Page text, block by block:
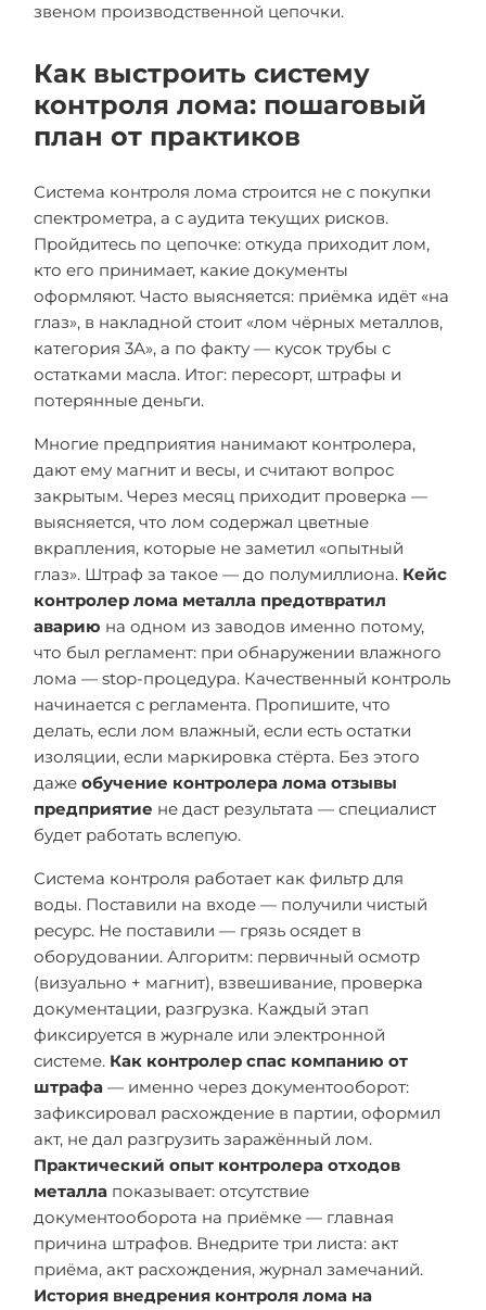
звеном производственной цепочки.
Как выстроить систему
контроля лома: пошаговый
план от практиков
Система контроля лома строится не с покупки
спектрометра, а с аудита текущих рисков.
Пройдитесь по цепочке: откуда приходит лом,
кто его принимает, какие документы
оформляют. Часто выясняется: приёмка идёт «на
глаз», в накладной стоит «лом чёрных металлов,
категория 3А», а по факту — кусок трубы с
остатками масла. Итог: пересорт, штрафы и
потерянные деньги.
Многие предприятия нанимают контролера,
дают ему магнит и весы, и считают вопрос
закрытым. Через месяц приходит проверка —
выясняется, что лом содержал цветные
вкрапления, которые не заметил «опытный
глаз». Штраф за такое — до полумиллиона. Кейс
контролер лома металла предотвратил
аварию на одном из заводов именно потому,
что был регламент: при обнаружении влажного
лома — stop-процедура. Качественный контроль
начинается с регламента. Пропишите, что
делать, если лом влажный, если есть остатки
изоляции, если маркировка стёрта. Без этого
даже обучение контролера лома отзывы
предприятие не даст результата — специалист
будет работать вслепую.
Система контроля работает как фильтр для
воды. Поставили на входе — получили чистый
ресурс. Не поставили — грязь осядет в
оборудовании. Алгоритм: первичный осмотр
(визуально + магнит), взвешивание, проверка
документации, разгрузка. Каждый этап
фиксируется в журнале или электронной
системе. Как контролер спас компанию от
штрафа — именно через документооборот:
зафиксировал расхождение в партии, оформил
акт, не дал разгрузить заражённый лом.
Практический опыт контролера отходов
металла показывает: отсутствие
документооборота на приёмке — главная
причина штрафов. Внедрите три листа: акт
приёма, акт расхождения, журнал замечаний.
История внедрения контроля лома на